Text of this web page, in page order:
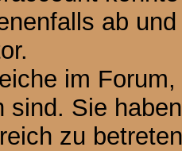
ab
im
sind. Sie
zu